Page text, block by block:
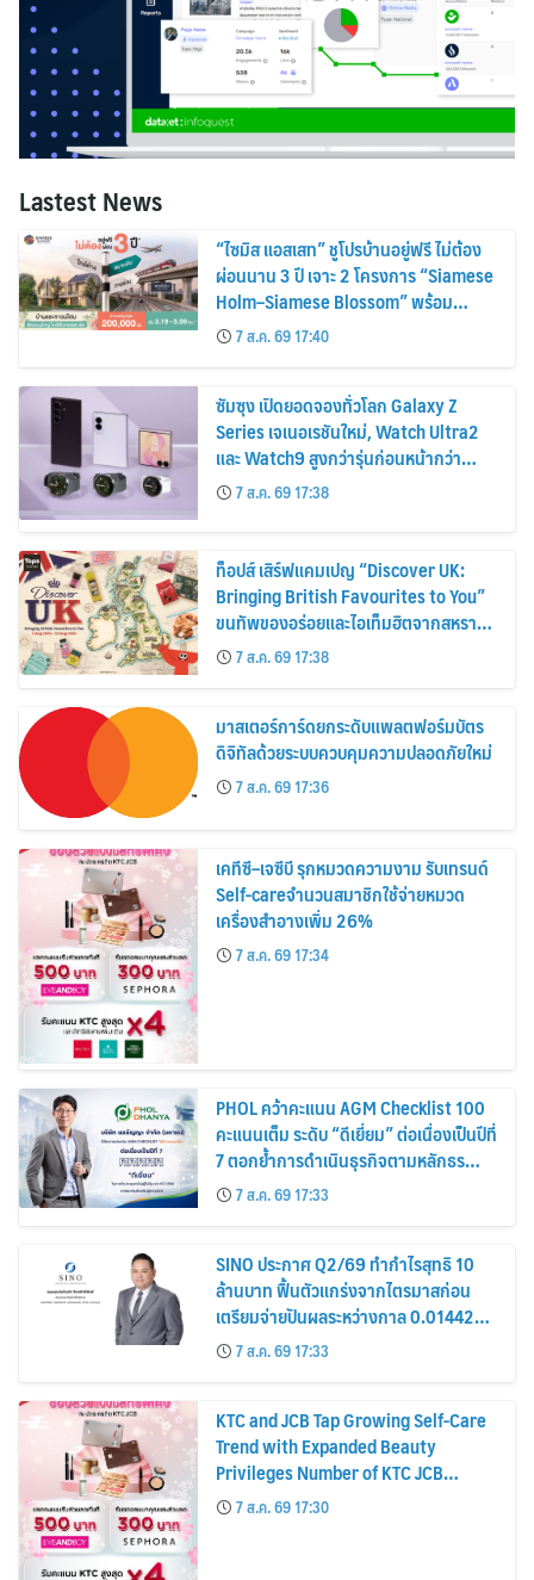
Lastest News
“ไซมิส แอสเสท” ชูโปรบ้านอยู่ฟรี ไม่ต้อง
ผ่อนนาน 3 ปี เจาะ 2 โครงการ “Siamese
Holm–Siamese Blossom” พร้อม
ส่วนลดและสิทธิพิเศษถึง 31 สิงหาคม
2569
7 ส.ค. 69 17:40
ซัมซุง เปิดยอดจองทั่วโลก Galaxy Z
Series เจเนอเรชันใหม่, Watch Ultra2
และ Watch9 สูงกว่ารุ่นก่อนหน้ากว่า
30%7 ส.ค. 69 17:38
ท็อปส์ เสิร์ฟแคมเปญ “Discover UK:
Bringing British Favourites to You”
ขนทัพของอร่อยและไอเท็มฮิตจากสหราช
อาณาจักร ส่งตรงถึงมือตั้งแต่วันนี้ – 18
สิงหาคมนี้
7 ส.ค. 69 17:38
มาสเตอร์การ์ดยกระดับแพลตฟอร์มบัตร
ดิจิทัลด้วยระบบควบคุมความปลอดภัยใหม่
7 ส.ค. 69 17:36
เคทีซี–เจซีบี รุกหมวดความงาม รับเทรนด์
Self-careจำนวนสมาชิกใช้จ่ายหมวด
เครื่องสำอางเพิ่ม 26%
7 ส.ค. 69 17:34
PHOL คว้าคะแนน AGM Checklist 100
คะแนนเต็ม ระดับ “ดีเยี่ยม” ต่อเนื่องเป็นปีที่
7 ตอกย้ำการดำเนินธุรกิจตามหลักธร
รมาภิบาล โปร่งใส สร้างความเชื่อมั่นผู้ถือ
หุ้น
7 ส.ค. 69 17:33
SINO ประกาศ Q2/69 ทำกำไรสุทธิ 10
ล้านบาท ฟื้นตัวแกร่งจากไตรมาสก่อน
เตรียมจ่ายปันผลระหว่างกาล 0.014423
บาทต่อหุ้น ครึ่งปีหลังมุ่งเติบโตต่อเนื่อง
7 ส.ค. 69 17:33
KTC and JCB Tap Growing Self-Care
Trend with Expanded Beauty
Privileges Number of KTC JCB
Cardmembers Spending on
Cosmetics Rises 26%
7 ส.ค. 69 17:30